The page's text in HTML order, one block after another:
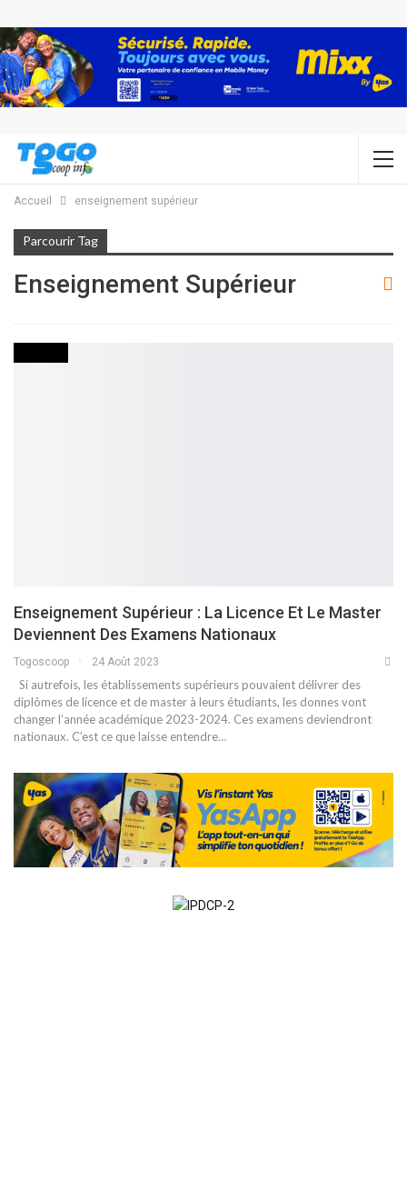
Accueil enseignement supérieur
Parcourir Tag
Enseignement Supérieur
Enseignement Supérieur : La Licence Et Le Master
Deviennent Des Examens Nationaux
Togoscoop 24 Août 2023
Si autrefois, les établissements supérieurs pouvaient délivrer des
diplômes de licence et de master à leurs étudiants, les donnes vont
changer l’année académique 2023-2024. Ces examens deviendront
nationaux. C’est ce que laisse entendre…